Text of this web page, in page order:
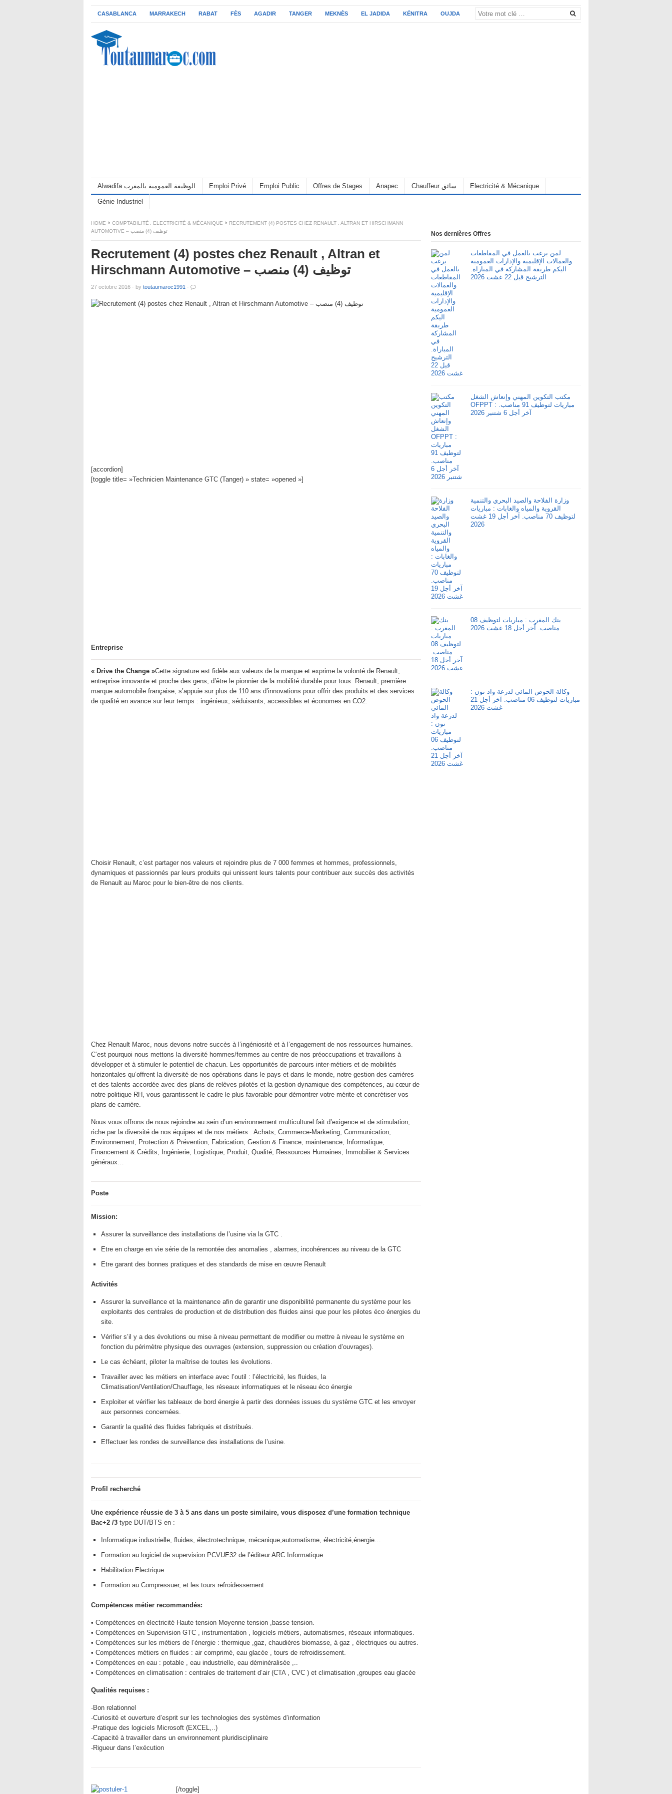
CASABLANCA MARRAKECH RABAT FÈS AGADIR TANGER MEKNÈS EL JADIDA KÉNITRA OUJDA
Alwadifa الوظيفة العمومية بالمغرب Emploi Privé Emploi Public Offres de Stages Anapec Chauffeur سائق Electricité & Mécanique
Génie Industriel
HOME COMPTABILITÉ ELECTRICITÉ & MÉCANIQUE
RECRUTEMENT (4) POSTES CHEZ RENAULT , ALTRAN ET HIRSCHMANN
AUTOMOTIVE – توظيف (4) منصب
Recrutement (4) postes chez Renault , Altran et
Hirschmann Automotive – توظيف (4) منصب
27 octobre 2016 · by toutaumaroc1991 ·
[accordion]
[toggle title= »Technicien Maintenance GTC (Tanger) » state= »opened »]
Entreprise
« Drive the Change »Cette signature est fidèle aux valeurs de la marque et exprime la volonté de Renault,
entreprise innovante et proche des gens, d’être le pionnier de la mobilité durable pour tous. Renault, première
marque automobile française, s’appuie sur plus de 110 ans d’innovations pour offrir des produits et des services
de qualité en avance sur leur temps : ingénieux, séduisants, accessibles et économes en CO2.
Choisir Renault, c’est partager nos valeurs et rejoindre plus de 7 000 femmes et hommes, professionnels,
dynamiques et passionnés par leurs produits qui unissent leurs talents pour contribuer aux succès des activités
de Renault au Maroc pour le bien-être de nos clients.
Chez Renault Maroc, nous devons notre succès à l’ingéniosité et à l’engagement de nos ressources humaines.
C’est pourquoi nous mettons la diversité hommes/femmes au centre de nos préoccupations et travaillons à
développer et à stimuler le potentiel de chacun. Les opportunités de parcours inter-métiers et de mobilités
horizontales qu’offrent la diversité de nos opérations dans le pays et dans le monde, notre gestion des carrières
et des talents accordée avec des plans de relèves pilotés et la gestion dynamique des compétences, au cœur de
notre politique RH, vous garantissent le cadre le plus favorable pour démontrer votre mérite et concrétiser vos
plans de carrière.
Nous vous offrons de nous rejoindre au sein d’un environnement multiculturel fait d’exigence et de stimulation,
riche par la diversité de nos équipes et de nos métiers : Achats, Commerce-Marketing, Communication,
Environnement, Protection & Prévention, Fabrication, Gestion & Finance, maintenance, Informatique,
Financement & Crédits, Ingénierie, Logistique, Produit, Qualité, Ressources Humaines, Immobilier & Services
généraux…
Poste
Mission:
Assurer la surveillance des installations de l’usine via la GTC .
Etre en charge en vie série de la remontée des anomalies , alarmes, incohérences au niveau de la GTC
Etre garant des bonnes pratiques et des standards de mise en œuvre Renault
Activités
Assurer la surveillance et la maintenance afin de garantir une disponibilité permanente du système pour les
exploitants des centrales de production et de distribution des fluides ainsi que pour les pilotes éco énergies du
site.
Vérifier s’il y a des évolutions ou mise à niveau permettant de modifier ou mettre à niveau le système en
fonction du périmètre physique des ouvrages (extension, suppression ou création d’ouvrages).
Le cas échéant, piloter la maîtrise de toutes les évolutions.
Travailler avec les métiers en interface avec l’outil : l’électricité, les fluides, la
Climatisation/Ventilation/Chauffage, les réseaux informatiques et le réseau éco énergie
Exploiter et vérifier les tableaux de bord énergie à partir des données issues du système GTC et les envoyer
aux personnes concernées.
Garantir la qualité des fluides fabriqués et distribués.
Effectuer les rondes de surveillance des installations de l’usine.
Profil recherché
Une expérience réussie de 3 à 5 ans dans un poste similaire, vous disposez d’une formation technique
Bac+2 /3 type DUT/BTS en :
Informatique industrielle, fluides, électrotechnique, mécanique,automatisme, électricité,énergie…
Formation au logiciel de supervision PCVUE32 de l’éditeur ARC Informatique
Habilitation Electrique.
Formation au Compressuer, et les tours refroidessement
Compétences métier recommandés:
• Compétences en électricité Haute tension Moyenne tension ,basse tension.
• Compétences en Supervision GTC , instrumentation , logiciels métiers, automatismes, réseaux informatiques.
• Compétences sur les métiers de l’énergie : thermique ,gaz, chaudières biomasse, à gaz , électriques ou autres.
• Compétences métiers en fluides : air comprimé, eau glacée , tours de refroidissement.
• Compétences en eau : potable , eau industrielle, eau déminéralisée ,..
• Compétences en climatisation : centrales de traitement d’air (CTA , CVC ) et climatisation ,groupes eau glacée
Qualités requises :
-Bon relationnel
-Curiosité et ouverture d’esprit sur les technologies des systèmes d’information
-Pratique des logiciels Microsoft (EXCEL,..)
-Capacité à travailler dans un environnement pluridisciplinaire
-Rigueur dans l’exécution
[/toggle]
Nos dernières Offres
لمن يرغب بالعمل في المقاطعات
والعمالات الإقليمية والإدارات العمومية
اليكم طريقة المشاركة في المباراة.
الترشيح قبل 22 غشت 2026
مكتب التكوين المهني وإنعاش الشغل
OFPPT : مباريات لتوظيف 91 مناصب.
آخر أجل 6 شتنبر 2026
وزارة الفلاحة والصيد البحري والتنمية
القروية والمياه والغابات : مباريات
لتوظيف 70 مناصب. آخر أجل 19 غشت
2026
بنك المغرب : مباريات لتوظيف 08
مناصب. آخر أجل 18 غشت 2026
وكالة الحوض المائي لدرعة واد نون :
مباريات لتوظيف 06 مناصب. آخر أجل 21
غشت 2026